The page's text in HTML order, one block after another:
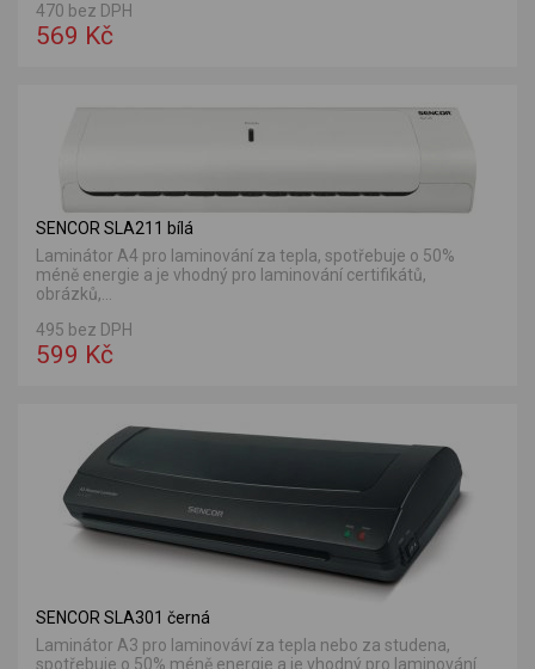
470 bez DPH
569 Kč
SENCOR SLA211 bílá
Laminátor A4 pro laminování za tepla, spotřebuje o 50%
méně energie a je vhodný pro laminování certifikátů,
obrázků,...
495 bez DPH
599 Kč
SENCOR SLA301 černá
Laminátor A3 pro laminováví za tepla nebo za studena,
spotřebuje o 50% méně energie a je vhodný pro laminování...